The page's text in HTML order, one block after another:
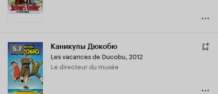
Рейтинг
Кинопоиска
5.7
5.7 Каникулы Дюкобю
Les vacances de Ducobu, 2012
Le directeur du musée